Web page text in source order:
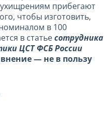
прибегают
чтобы изготовить,
в 100
в статьесотрудника
ЦСТ ФСБ России
— не в пользу